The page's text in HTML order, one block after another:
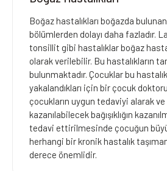
Boğaz hastalıkları boğazda
bölümlerden dolayı daha fazladır.
tonsillit gibi hastalıklar boğaz
olarak verilebilir. Bu hastalıkların
bulunmaktadır. Çocuklar bu
yakalandıkları için bir çocuk
çocukların uygun tedaviyi alarak ve
kazanılabilecek bağışıklığın
tedavi ettirilmesinde çocuğun
herhangi bir kronik hastalık
derece önemlidir.